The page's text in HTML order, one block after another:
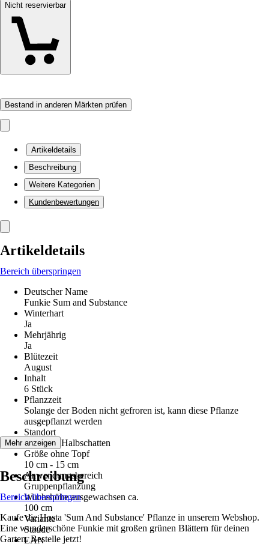
Nicht reservierbar
Bestand in anderen Märkten prüfen
Artikeldetails
Beschreibung
Weitere Kategorien
Kundenbewertungen
Artikeldetails
Bereich überspringen
Deutscher Name
Funkie Sum and Substance
Winterhart
Ja
Mehrjährig
Ja
Blütezeit
August
Inhalt
6 Stück
Pflanzzeit
Solange der Boden nicht gefroren ist, kann diese Pflanze
ausgepflanzt werden
Standort
Schatten, Halbschatten
Größe ohne Topf
10 cm - 15 cm
Anwendungsbereich
Gruppenpflanzung
Wuchshöhe ausgewachsen ca.
100 cm
Variante
Staude
EAN
Mehr anzeigen
Beschreibung
Bereich überspringen
Kaufe die Hosta 'Sum And Substance' Pflanze in unserem Webshop.
Eine wunderschöne Funkie mit großen grünen Blättern für deinen
Garten. Bestelle jetzt!